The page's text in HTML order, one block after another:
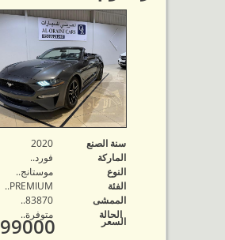
سنة الصنع
2020
الماركة
فورد..
النوع
موستانج..
الفئة
PREMIUM..
الممشى
83870..
الحالة
متوفرة‬..
السعر 99000 ر.س